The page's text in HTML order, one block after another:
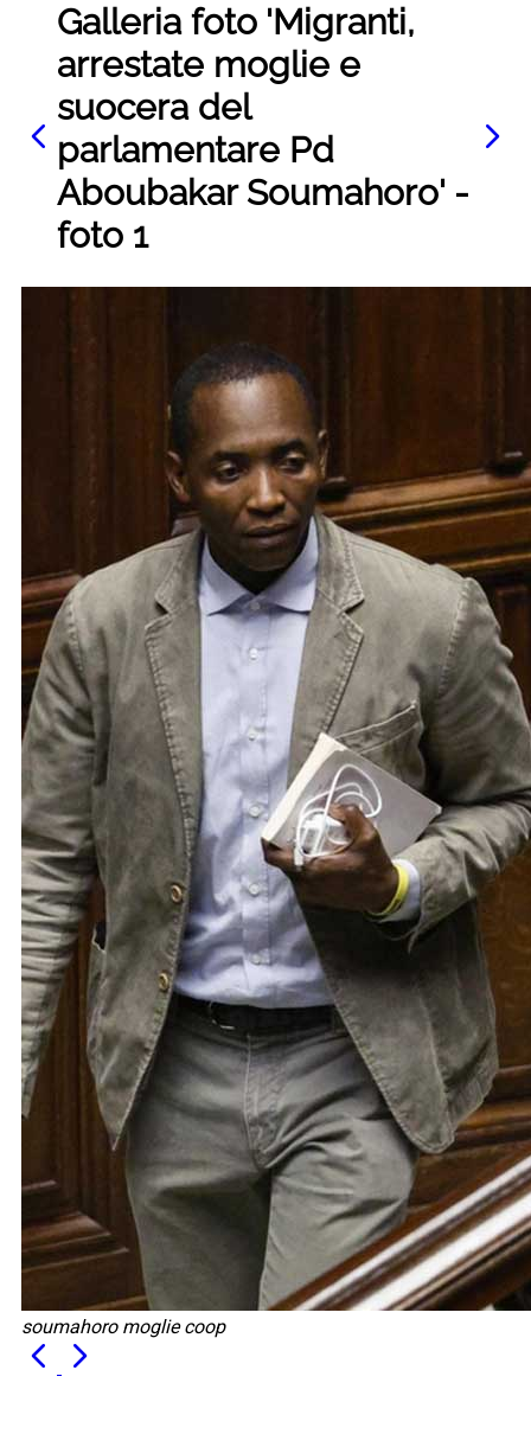
Galleria foto 'Migranti,
arrestate moglie e
suocera del
parlamentare Pd
Aboubakar Soumahoro' -
foto 1
soumahoro moglie coop